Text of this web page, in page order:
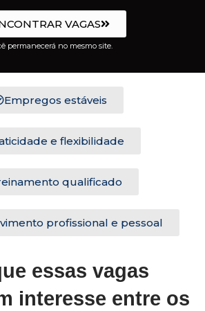
VAGAS
permanecerá no mesmo site.
Empregos estáveis
e flexibilidade
qualificado
profissional e pessoal
essas vagas
interesse entre os